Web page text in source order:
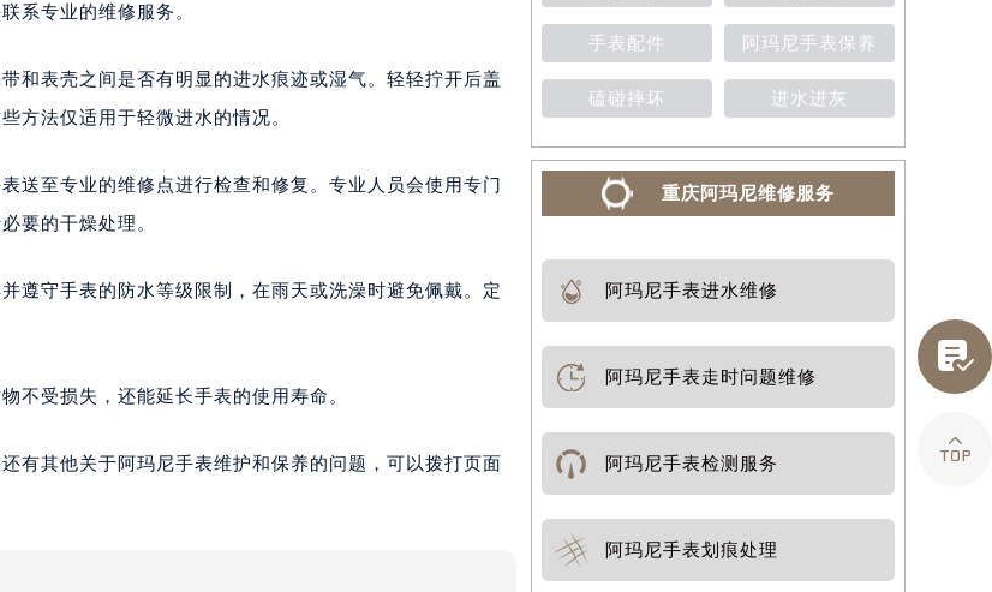
系专业的维修服务。
和表壳之间是否有明显的进水痕迹或湿气。轻轻拧开后盖
方法仅适用于轻微进水的情况。
送至专业的维修点进行检查和修复。专业人员会使用专门
要的干燥处理。
遵守手表的防水等级限制，在雨天或洗澡时避免佩戴。定
不受损失，还能延长手表的使用寿命。
有其他关于阿玛尼手表维护和保养的问题，可以拨打页面
手表配件 阿玛尼手表保养
磕碰摔坏 进水进灰
重庆阿玛尼维修服务
阿玛尼手表进水维修
阿玛尼手表走时问题维修
阿玛尼手表检测服务
阿玛尼手表划痕处理

